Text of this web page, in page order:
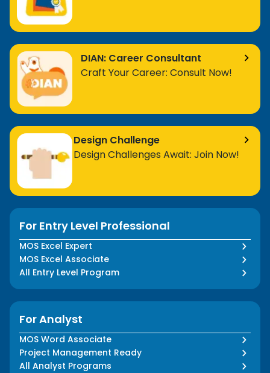
DIAN: Career Consultant
Craft Your Career: Consult Now!
Design Challenge
Design Challenges Await: Join Now!
For Entry Level Professional
MOS Excel Expert
MOS Excel Associate
All Entry Level Program
For Analyst
MOS Word Associate
Project Management Ready
All Analyst Programs